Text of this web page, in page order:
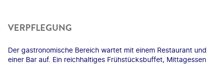
VERPFLEGUNG
Der gastronomische Bereich wartet mit einem Restaurant und
einer Bar auf. Ein reichhaltiges Frühstücksbuffet, Mittagessen